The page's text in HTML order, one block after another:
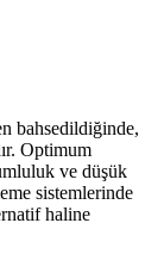
bahsedildiğinde,
Optimum
ve düşük
sistemlerinde
haline